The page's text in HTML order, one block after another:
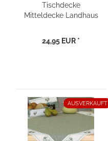
Tischdecke
Mitteldecke Landhaus
24,95 EUR *
AUSVERKAUFT